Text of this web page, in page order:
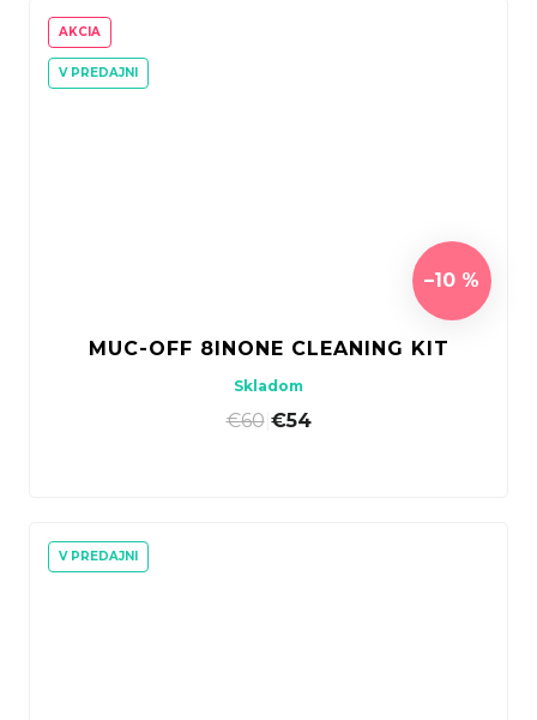
AKCIA
V PREDAJNI
–10 %
MUC-OFF 8INONE CLEANING KIT
Skladom
€60| €54
V PREDAJNI